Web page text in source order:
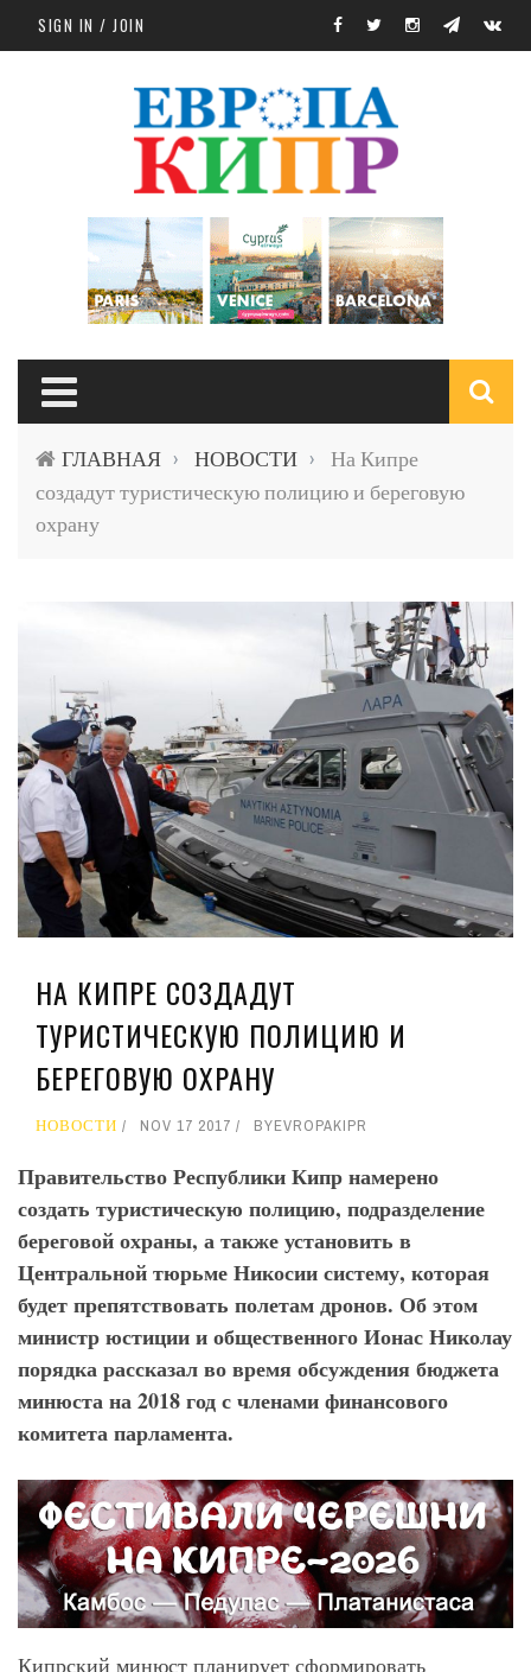
Skip to main content
SIGN IN / JOIN
ГЛАВНАЯ › НОВОСТИ ›
На Кипре
создадут туристическую полицию и береговую
охрану
НА КИПРЕ СОЗДАДУТ
ТУРИСТИЧЕСКУЮ ПОЛИЦИЮ И
БЕРЕГОВУЮ ОХРАНУ
НОВОСТИ NOV 17 2017 BYEVROPAKIPR
Правительство Республики Кипр намерено
создать туристическую полицию, подразделение
береговой охраны, а также установить в
Центральной тюрьме Никосии систему, которая
будет препятствовать полетам дронов. Об этом
министр юстиции и общественного Ионас Николау
порядка рассказал во время обсуждения бюджета
минюста на 2018 год с членами финансового
комитета парламента.
Кипрский минюст планирует сформировать